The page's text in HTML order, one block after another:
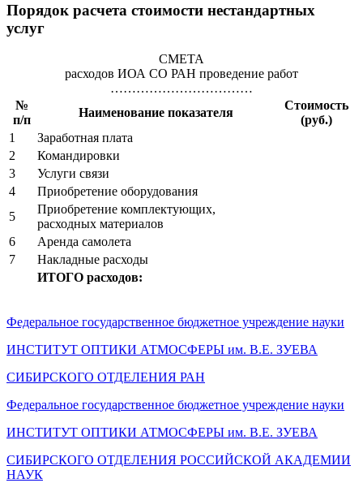
Порядок расчета стоимости нестандартных
услуг
СМЕТА
расходов ИОА СО РАН проведение работ
……………………………
№
п/п
Наименование показателя
Стоимость
(руб.)
1
Заработная плата
2
Командировки
3
Услуги связи
4
Приобретение оборудования
5
Приобретение комплектующих,
расходных материалов
6
Аренда самолета
7
Накладные расходы
ИТОГО расходов:
Федеральное государственное бюджетное учреждение науки
ИНСТИТУТ ОПТИКИ АТМОСФЕРЫ им. В.Е. ЗУЕВА
СИБИРСКОГО ОТДЕЛЕНИЯ РАН
Федеральное государственное бюджетное учреждение науки
ИНСТИТУТ ОПТИКИ АТМОСФЕРЫ им. В.Е. ЗУЕВА
СИБИРСКОГО ОТДЕЛЕНИЯ РОССИЙСКОЙ АКАДЕМИИ
НАУК